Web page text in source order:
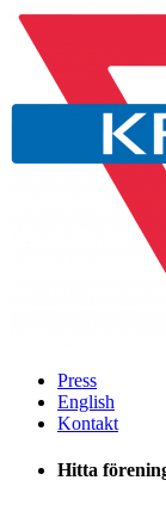
Press
English
Kontakt
Hitta